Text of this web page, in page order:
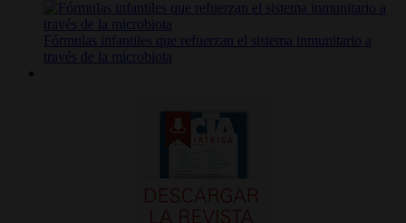
Fórmulas infantiles que refuerzan el sistema inmunitario a
través de la microbiota